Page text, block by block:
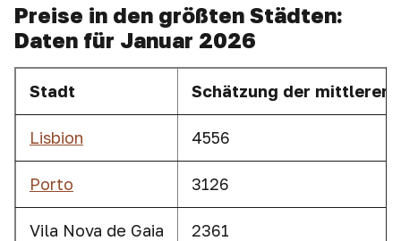
Preise in den größten Städten:
Daten für Januar 2026
Stadt Schätzung der mittleren
Lisbion 4556
Porto 3126
Vila Nova de Gaia 2361